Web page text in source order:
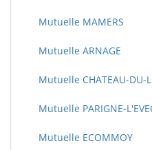
Mutuelle MAMERS
Mutuelle ARNAGE
Mutuelle CHATEAU-DU-
Mutuelle PARIGNE-
Mutuelle ECOMMOY